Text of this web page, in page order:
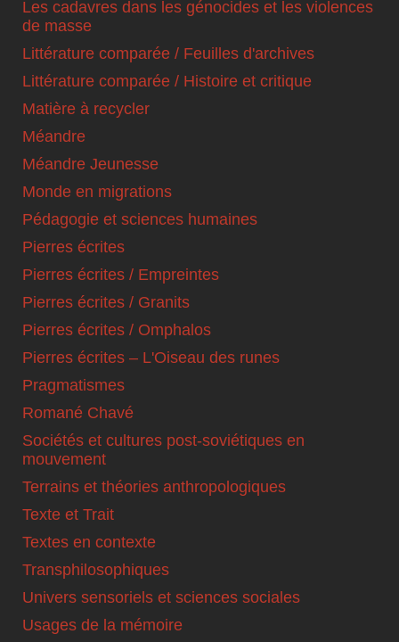
Les cadavres dans les génocides et les violences
de masse
Littérature comparée / Feuilles d'archives
Littérature comparée / Histoire et critique
Matière à recycler
Méandre
Méandre Jeunesse
Monde en migrations
Pédagogie et sciences humaines
Pierres écrites
Pierres écrites / Empreintes
Pierres écrites / Granits
Pierres écrites / Omphalos
Pierres écrites – L'Oiseau des runes
Pragmatismes
Romané Chavé
Sociétés et cultures post-soviétiques en
mouvement
Terrains et théories anthropologiques
Texte et Trait
Textes en contexte
Transphilosophiques
Univers sensoriels et sciences sociales
Usages de la mémoire